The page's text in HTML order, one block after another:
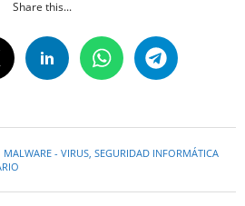
Share this...
MALWARE - VIRUS, SEGURIDAD INFORMÁTICA